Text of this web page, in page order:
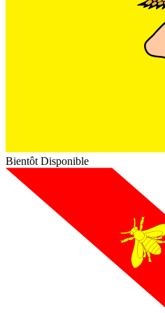
Bientôt Disponible